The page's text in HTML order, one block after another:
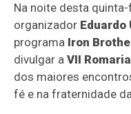
Na noite desta
organizador Eduardo
programa Iron
divulgar aVII
dos maiores
fé e na fraternidade